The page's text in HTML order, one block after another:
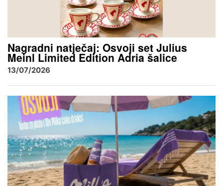
Nagradni natječaj: Osvoji set Julius
Meinl Limited Edition Adria šalice
13/07/2026